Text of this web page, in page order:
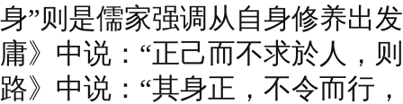
身”则是儒家强调从自身修养出
庸》中说：“正己而不求於人，
路》中说：“其身正，不令而行